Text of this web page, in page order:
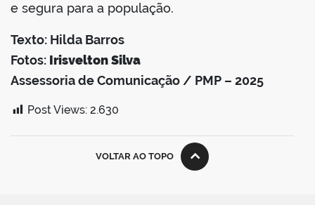
e segura para a população.
Texto: Hilda Barros
Fotos: Irisvelton Silva
Assessoria de Comunicação / PMP – 2025
Post Views: 2.630
VOLTAR AO TOPO